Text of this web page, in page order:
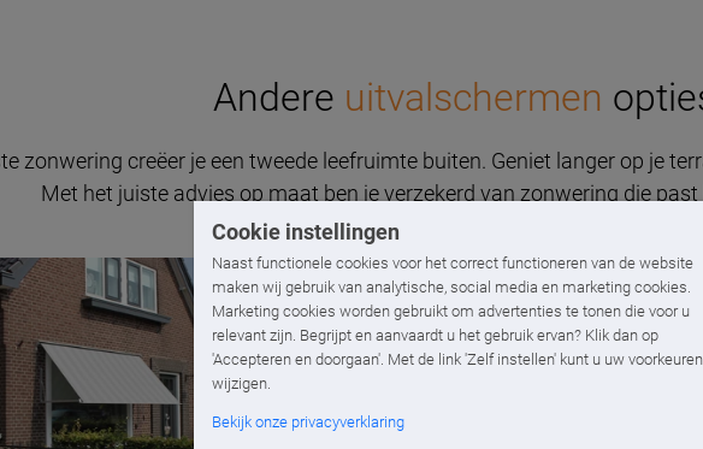
Cookie instellingen
Naast functionele cookies voor het correct functioneren van de website
maken wij gebruik van analytische, social media en marketing cookies.
Marketing cookies worden gebruikt om advertenties te tonen die voor u
relevant zijn. Begrijpt en aanvaardt u het gebruik ervan? Klik dan op
'Accepteren en doorgaan'. Met de link 'Zelf instellen' kunt u uw voorkeuren
wijzigen.
Bekijk onze privacyverklaring
Andere uitvalschermen
zonwering creëer je een tweede leefruimte buiten. Geniet langer op je
Met het juiste advies op maat ben je verzekerd van zonwering die